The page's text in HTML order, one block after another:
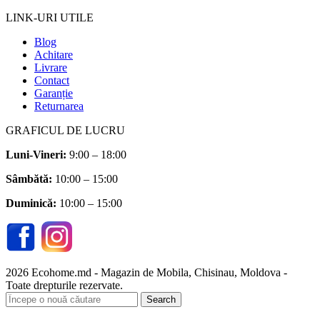
LINK-URI UTILE
Blog
Achitare
Livrare
Contact
Garanție
Returnarea
GRAFICUL DE LUCRU
Luni-Vineri: 9:00 – 18:00
Sâmbătă: 10:00 – 15:00
Duminică: 10:00 – 15:00
2026 Ecohome.md - Magazin de Mobila, Chisinau, Moldova -
Toate drepturile rezervate.
Search